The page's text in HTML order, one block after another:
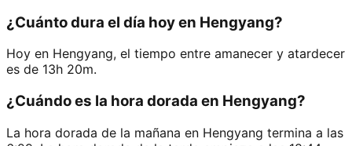
¿Cuánto dura el día hoy en Hengyang?
Hoy en Hengyang, el tiempo entre amanecer y atardecer
es de 13h 20m.
¿Cuándo es la hora dorada en Hengyang?
La hora dorada de la mañana en Hengyang termina a las